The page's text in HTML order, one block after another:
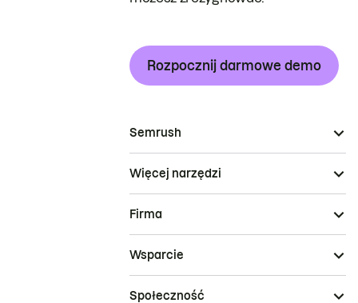
Rozpocznij darmowe demo
Semrush
Więcej narzędzi
Firma
Wsparcie
Społeczność